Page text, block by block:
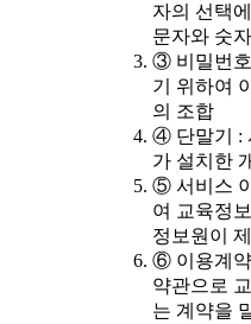
자의 선택
문자와 숫
③ 비밀번호
기 위하여
의 조합
④ 단말기 :
가 설치한
⑤ 서비스
여 교육정
정보원이
⑥ 이용계약
약관으로
는 계약을